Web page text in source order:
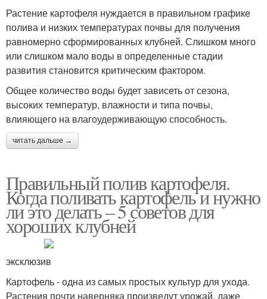
Растение картофеля нуждается в правильном графике
полива и низких температурах почвы для получения
равномерно сформированных клубней. Слишком много
или слишком мало воды в определенные стадии
развития становится критическим фактором.
Общее количество воды будет зависеть от сезона,
высоких температур, влажности и типа почвы,
влияющего на влагоудерживающую способность.
читать дальше →
Правильный полив картофеля.
Когда поливать картофель и нужно
ли это делать – 5 советов для
хороших клубней
эксклюзив
Картофель - одна из самых простых культур для ухода.
Растения почти наверняка произведут урожай, даже